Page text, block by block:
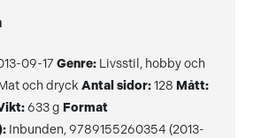
09-17 Genre: Livsstil, hobby och
och dryck Antal sidor:128 Mått:
633 g Format
Inbunden, 9789155260354 (2013-